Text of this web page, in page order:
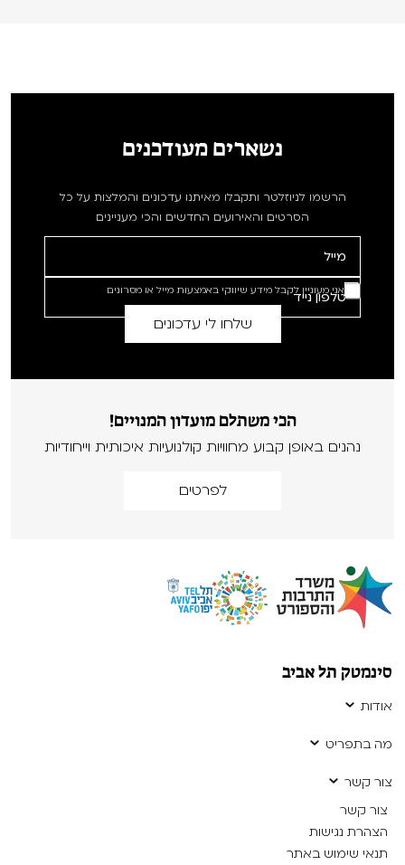
נשארים מעודכנים
הרשמו לניוזלטר ותקבלו מאיתנו עדכונים והמלצות על כל
הסרטים והאירועים החדשים והכי מעניינים
אני מעוניין לקבל מידע שיווקי באמצעות מייל או מסרונים
הכי משתלם מועדון המנויים!
נהנים באופן קבוע מחוויות קולנועיות איכותית וייחודיות
לפרטים
סינמטק תל אביב
אודות
מה בתפריט
צור קשר
צור קשר
הצהרת נגישות
תנאי שימוש באתר